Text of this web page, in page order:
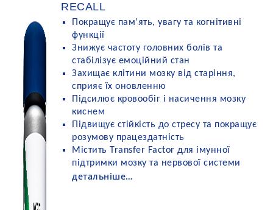
RECALL
Покращує пам’ять, увагу та когнітивні
функції
Знижує частоту головних болів та
стабілізує емоційний стан
Захищає клітини мозку від старіння,
сприяє їх оновленню
Підсилює кровообіг і насичення мозку
киснем
Підвищує стійкість до стресу та покращує
розумову працездатність
Містить Transfer Factor для імунної
підтримки мозку та нервової системи
детальніше…